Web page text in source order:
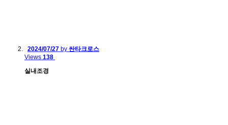
2024/07/27 by 싼타크로스
Views 138
실내조경